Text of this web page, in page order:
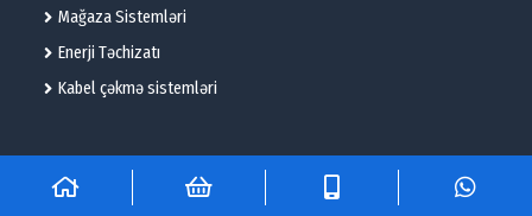
Mağaza Sistemləri
Enerji Təchizatı
Kabel çəkmə sistemləri
© 2025 – Flame Technologies